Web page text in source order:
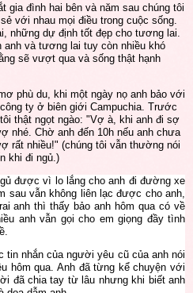
gia đình hai bên và năm sau chúng tôi
với nhau mọi điều trong cuộc sống.
những dự định tốt đẹp cho tương lai.
anh và tương lai tuy còn nhiều khó
sẽ vượt qua và sống thật hạnh
phù du, khi một ngày nọ anh bảo với
ty ở biên giới Campuchia. Trước
thật ngọt ngào: "Vợ à, khi anh đi sợ
nhé. Chờ anh đến 10h nếu anh chưa
rất nhiều!" (chúng tôi vẫn thường nói
khi đi ngủ.)
được vì lo lắng cho anh đi đường xe
sau vẫn không liên lạc được cho anh,
anh thì thấy bảo anh hôm qua có về
anh vẫn gọi cho em giọng đầy tình
tin nhắn của người yêu cũ của anh nói
hôm qua. Anh đã từng kể chuyện với
đã chia tay từ lâu nhưng khi biết anh